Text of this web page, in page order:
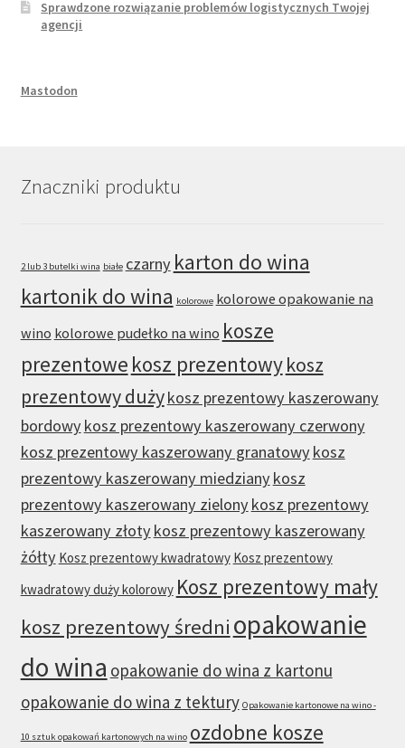
Sprawdzone rozwiązanie problemów logistycznych Twojej
agencji
Mastodon
Znaczniki produktu
2 lub 3 butelki wina białe czarny karton do wina
kartonik do wina kolorowe kolorowe opakowanie na
wino kolorowe pudełko na wino kosze
prezentowe kosz prezentowykosz
prezentowy dużykosz prezentowy kaszerowany
bordowykosz prezentowy kaszerowany czerwony
kosz prezentowy kaszerowany granatowykosz
prezentowy kaszerowany miedzianykosz
prezentowy kaszerowany zielonykosz prezentowy
kaszerowany złotykosz prezentowy kaszerowany
żółty Kosz prezentowy kwadratowy Kosz prezentowy
kwadratowy duży kolorowy Kosz prezentowy mały
kosz prezentowy średni opakowanie
do wina opakowanie do wina z kartonu
opakowanie do wina z tektury Opakowanie kartonowe na wino -
10 sztuk opakowań kartonowych na wino ozdobne kosze